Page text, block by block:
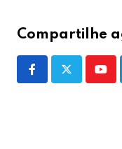
Compartilhe